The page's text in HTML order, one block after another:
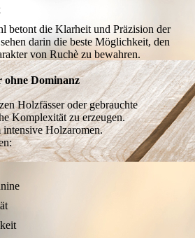
betont die Klarheit und Präzision der
darin die beste Möglichkeit, den
von Ruchè zu bewahren.
ohne Dominanz
Holzfässer oder gebrauchte
Komplexität zu erzeugen.
intensive Holzaromen.